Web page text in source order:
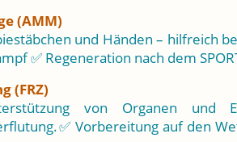
(AMM)
und Händen – hilfreich
✅ Regeneration nach dem
(FRZ)
von Organen und
Vorbereitung auf den